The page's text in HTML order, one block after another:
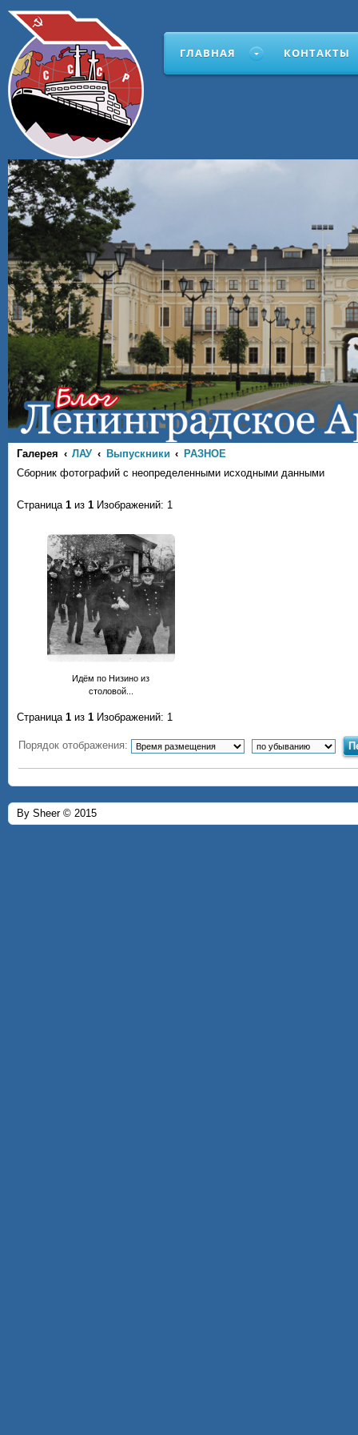
ГЛАВНАЯ КОНТАКТЫ
Галерея ЛАУ Выпускники
РАЗНОЕ
Сборник фотографий с неопределенными исходными данными
Страница 1 из 1 Изображений: 1
Идём по Низино из
столовой...
Страница 1 из 1 Изображений: 1
Порядок отображения:
By Sheer © 2015